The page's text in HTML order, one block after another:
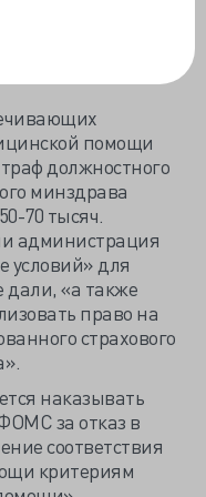
и закреплена
помощи
должностного
минздрава
70 тысяч.
администрация
условий» для
дали, «а также
право на
страхового
наказывать
за отказ в
соответствия
критериям